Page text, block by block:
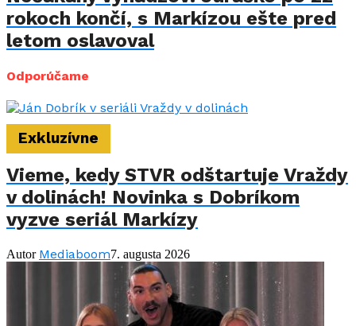
rokoch končí, s Markízou ešte pred
letom oslavoval
Odporúčame
Exkluzívne
Vieme, kedy STVR odštartuje Vraždy
v dolinách! Novinka s Dobríkom
vyzve seriál Markízy
Autor Mediaboom7. augusta 2026